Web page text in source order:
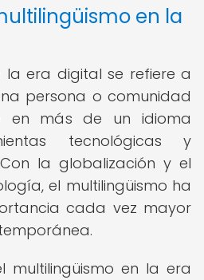
en la
la era digital se refiere a
persona o comunidad
en más de un idioma
tecnológicas y
la globalización y el
el multilingüismo ha
cada vez mayor
multilingüismo en la era